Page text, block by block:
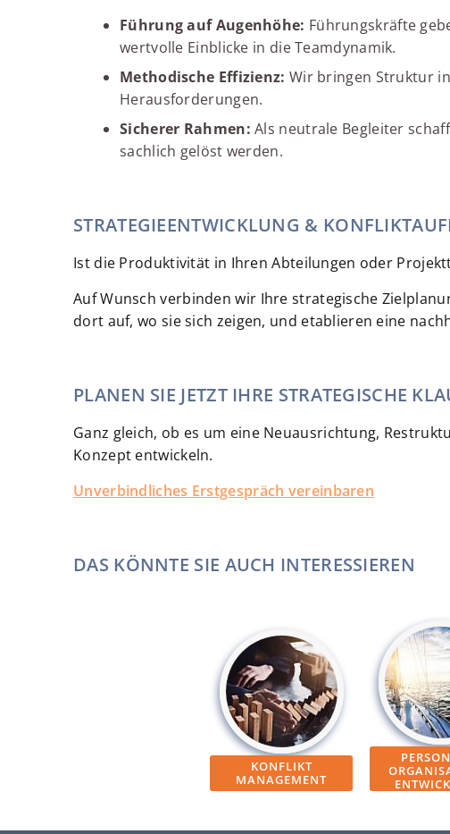
Führung auf Augenhöhe: Führungskräfte
wertvolle Einblicke in die Teamdynamik.
Methodische Effizienz: Wir bringen Struktur
Herausforderungen.
Sicherer Rahmen:Als neutrale Begleiter
sachlich gelöst werden.
STRATEGIEENTWICKLUNG &
Ist die Produktivität in Ihren Abteilungen oder
Auf Wunsch verbinden wir Ihre strategische
dort auf, wo sie sich zeigen, und etablieren eine
PLANEN SIE JETZT IHRE STRATEGISCHE
Ganz gleich, ob es um eine Neuausrichtung,
Konzept entwickeln.
Unverbindliches Erstgespräch vereinbaren
DAS KÖNNTE SIE AUCH INTERESSIEREN
KONFLIKT
MANAGEMENT